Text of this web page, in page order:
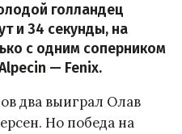
голландец
и 34 секунды, на
с одним соперником
— Fenix.
два выиграл Олав
Но победа на